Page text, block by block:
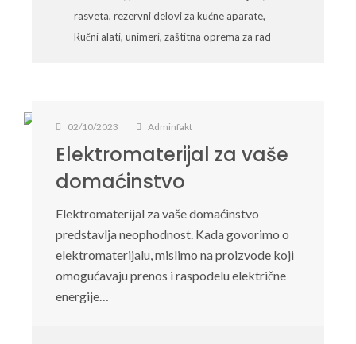
rasveta, rezervni delovi za kućne aparate,
Ručni alati, unimeri, zaštitna oprema za rad
02/10/2023 Adminfakt
Elektromaterijal za vaše
domaćinstvo
Elektromaterijal za vaše domaćinstvo
predstavlja neophodnost. Kada govorimo o
elektromaterijalu, mislimo na proizvode koji
omogućavaju prenos i raspodelu električne
energije…